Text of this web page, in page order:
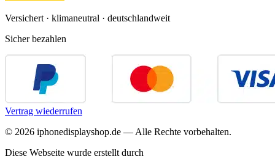
Versichert · klimaneutral · deutschlandweit
Sicher bezahlen
Vertrag wiederrufen
© 2026 iphonedisplayshop.de — Alle Rechte vorbehalten.
Diese Webseite wurde erstellt durch